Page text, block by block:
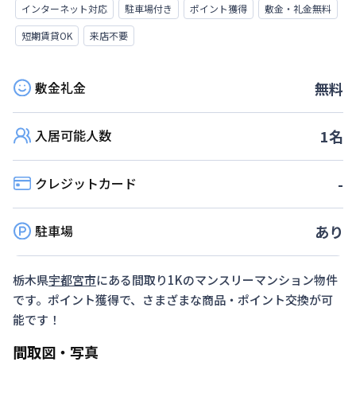
インターネット対応 駐車場付き ポイント獲得
敷金・礼金無料
短期賃貸OK
来店不要
敷金礼金 無料
入居可能人数 1名
クレジットカード -
駐車場 あり
栃木県宇都宮市にある間取り1Kのマンスリーマンション物件
です。ポイント獲得で、さまざまな商品・ポイント交換が可
能です！
間取図・写真